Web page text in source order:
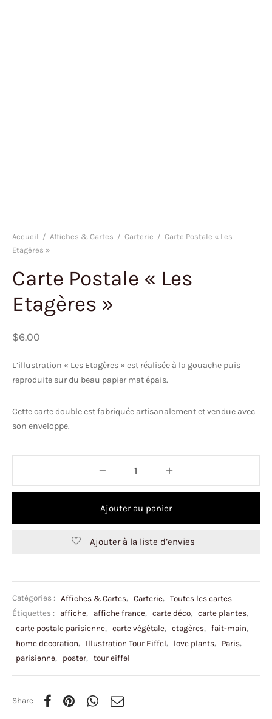
Accueil / Affiches & Cartes / Carterie / Carte Postale « Les
Etagères »
Carte Postale « Les
Etagères »
$6.00
L’illustration « Les Etagères » est réalisée à la gouache puis
reproduite sur du beau papier mat épais.
Cette carte double est fabriquée artisanalement et vendue avec
son enveloppe.
Ajouter au panier
Ajouter à la liste d’envies
Catégories : Affiches & Cartes, Carterie, Toutes les cartes
Étiquettes :
affiche, affiche france, carte déco, carte plantes,
carte postale parisienne, carte végétale, etagères, fait-main,
home decoration, Illustration Tour Eiffel, love plants, Paris,
parisienne, poster, tour eiffel
Share